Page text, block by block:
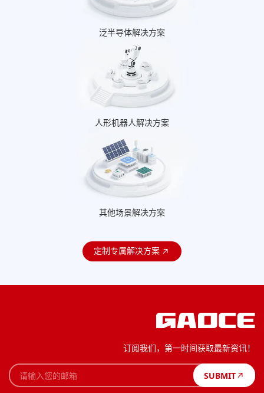
泛半导体解决方案
人形机器人解决方案
其他场景解决方案
定制专属解决方案
订阅我们，第一时间获取最新资讯！
SUBMIT